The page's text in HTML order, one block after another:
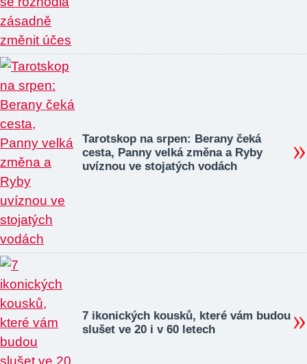
Tarotskop na srpen: Berany čeká
cesta, Panny velká změna a Ryby
uvíznou ve stojatých vodách
7 ikonických kousků, které vám budou
slušet ve 20 i v 60 letech